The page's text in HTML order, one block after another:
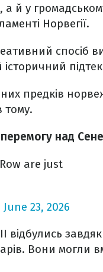
й у
Норвегії.
спосіб
предків
тому.
над
are just
June 23, 2026
відбулись
Вони могли